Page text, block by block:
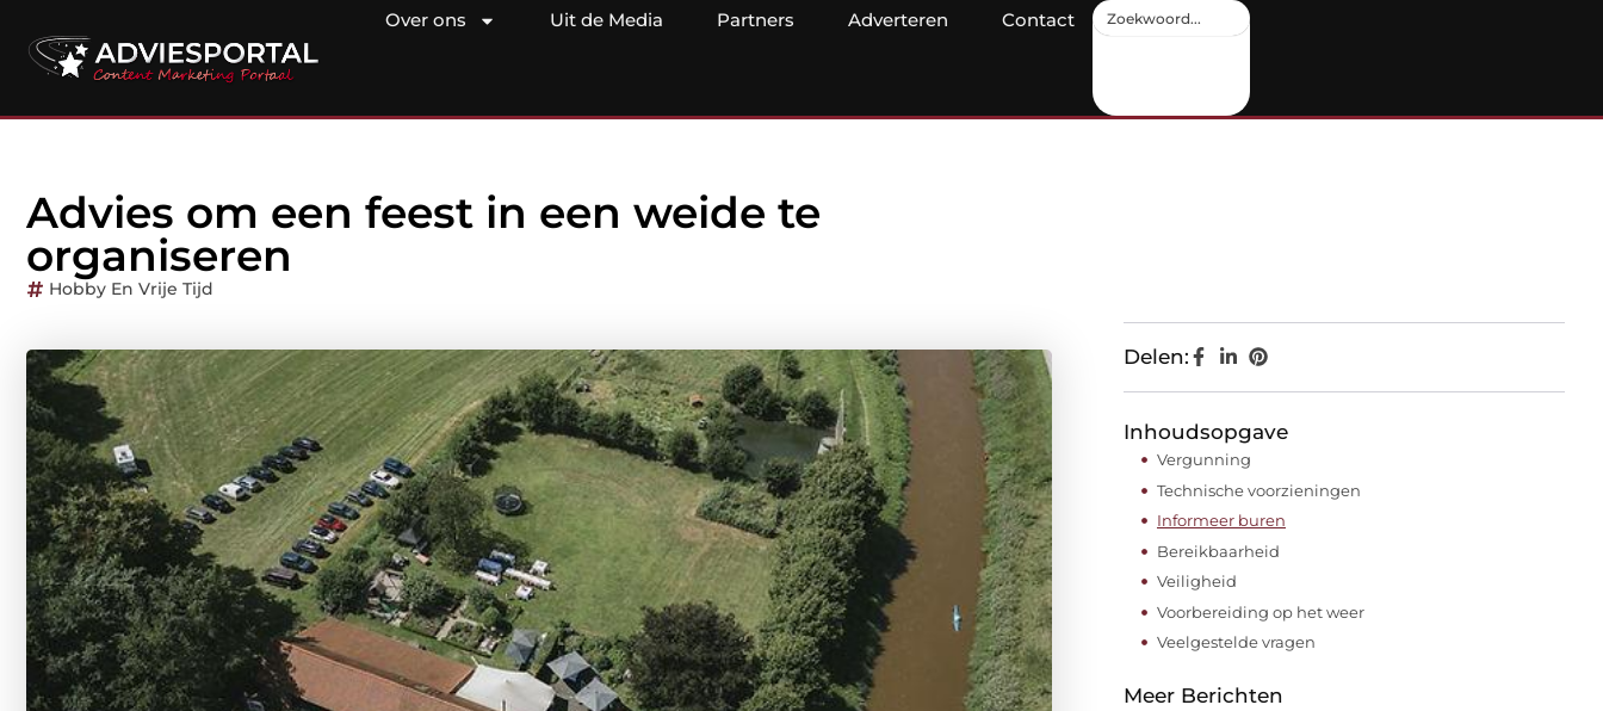
Over ons Uit de Media Partners Adverteren Contact
Advies om een feest in een weide te
organiseren
Hobby En Vrije Tijd
Delen:
Inhoudsopgave
Vergunning
Technische voorzieningen
Informeer buren
Bereikbaarheid
Veiligheid
Voorbereiding op het weer
Veelgestelde vragen
Meer Berichten